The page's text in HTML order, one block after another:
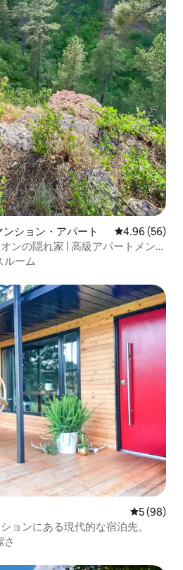
ション・アパート レビュー56
4.96 (56)
ンの隠れ家 | 高級アパートメント
ルーム
す。
レビュー
5 (98)
ョンにある現代的な宿泊先。
さ